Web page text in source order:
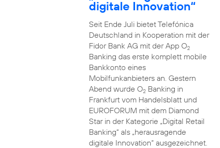
digitale Innovation“
Seit Ende Juli bietet Telefónica
Deutschland in Kooperation mit der
Fidor Bank AG mit der App O2
Banking das erste komplett mobile
Bankkonto eines
Mobilfunkanbieters an. Gestern
Abend wurde O2Banking in
Frankfurt vom Handelsblatt und
EUROFORUM mit dem Diamond
Star in der Kategorie „Digital Retail
Banking“ als „herausragende
digitale Innovation“ ausgezeichnet.